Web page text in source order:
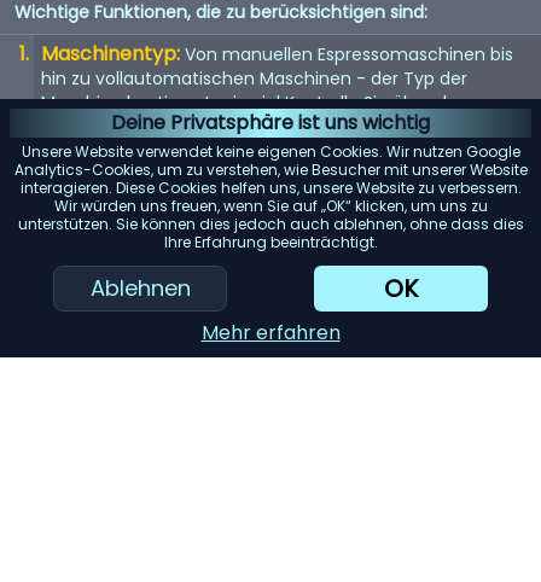
Deine Privatsphäre ist uns wichtig
Unsere Website verwendet keine eigenen Cookies. Wir nutzen Google
Analytics-Cookies, um zu verstehen, wie Besucher mit unserer Website
interagieren. Diese Cookies helfen uns, unsere Website zu verbessern.
Wir würden uns freuen, wenn Sie auf „OK“ klicken, um uns zu
unterstützen. Sie können dies jedoch auch ablehnen, ohne dass dies
Ihre Erfahrung beeinträchtigt.
Ablehnen OK
Mehr erfahren
Wichtige Funktionen, die zu berücksichtigen sind:
Maschinentyp: Von manuellen Espressomaschinen bis
hin zu vollautomatischen Maschinen - der Typ der
Maschine bestimmt, wie viel Kontrolle Sie über den
Brühvorgang haben.
Qualität der Mühle: Eine eingebaute Mühle kann
entscheidend sein. Suchen Sie nach einer Maschine mit
einem hochwertigen Mahlwerk für den frischesten Kaffee.
Wasserspeicher: Berücksichtigen Sie die Kapazität des
Wassertanks. Ein größerer Tank bedeutet selteneres
Nachfüllen, was besonders für Büros oder große Haushalte